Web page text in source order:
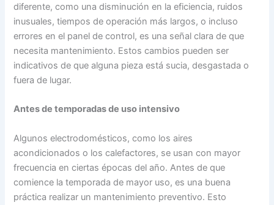
diferente, como una disminución en la eficiencia, ruidos
inusuales, tiempos de operación más largos, o incluso
errores en el panel de control, es una señal clara de que
necesita mantenimiento. Estos cambios pueden ser
indicativos de que alguna pieza está sucia, desgastada o
fuera de lugar.
Antes de temporadas de uso intensivo
Algunos electrodomésticos, como los aires
acondicionados o los calefactores, se usan con mayor
frecuencia en ciertas épocas del año. Antes de que
comience la temporada de mayor uso, es una buena
práctica realizar un mantenimiento preventivo. Esto